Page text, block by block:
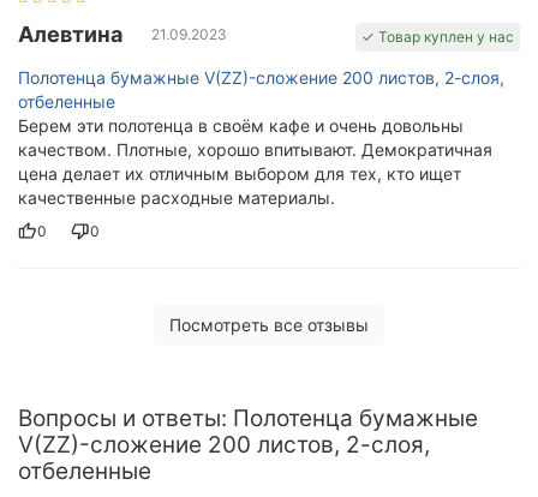
Алевтина 21.09.2023 ✓ Товар куплен у нас
Полотенца бумажные V(ZZ)-сложение 200 листов, 2-слоя,
отбеленные
Берем эти полотенца в своём кафе и очень довольны
качеством. Плотные, хорошо впитывают. Демократичная
цена делает их отличным выбором для тех, кто ищет
качественные расходные материалы.
0 0
Посмотреть все отзывы
Вопросы и ответы: Полотенца бумажные
V(ZZ)-сложение 200 листов, 2-слоя,
отбеленные